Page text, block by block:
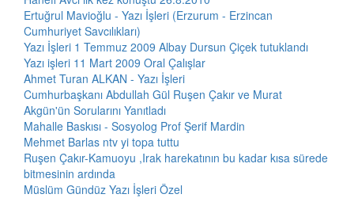
Ertuğrul Mavioğlu - Yazı İşleri (Erzurum - Erzincan
Cumhuriyet Savcılıkları)
Yazı İşleri 1 Temmuz 2009 Albay Dursun Çiçek tutuklandı
Yazı işleri 11 Mart 2009 Oral Çalışlar
Ahmet Turan ALKAN - Yazı İşleri
Cumhurbaşkanı Abdullah Gül Ruşen Çakır ve Murat
Akgün'ün Sorularını Yanıtladı
Mahalle Baskısı - Sosyolog Prof Şerif Mardin
Mehmet Barlas ntv yi topa tuttu
Ruşen Çakır-Kamuoyu ,Irak harekatının bu kadar kısa sürede
bitmesinin ardında
Müslüm Gündüz Yazı İşleri Özel